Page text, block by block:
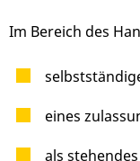
Im Bereich des
eines
als